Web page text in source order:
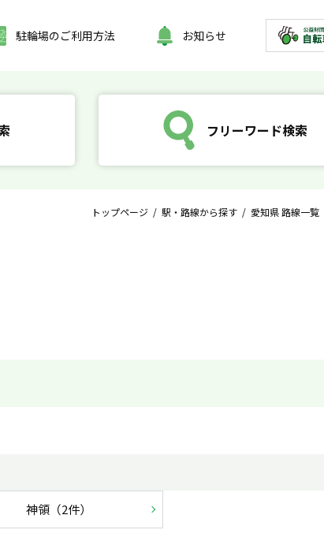
駐輪場のご利用方法 お知らせ
フリーワード検索
トップページ / 駅・路線から探す / 愛知県 路線一覧
神領（2件）